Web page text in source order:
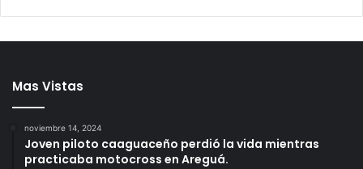
Mas Vistas
noviembre 14, 2024
Joven piloto caaguaceño perdió la vida mientras
practicaba motocross en Areguá.